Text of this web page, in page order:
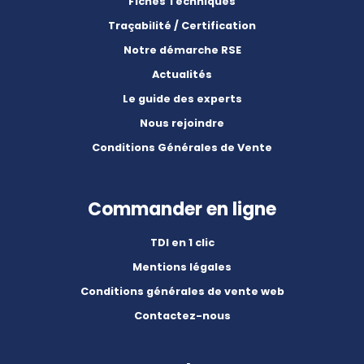
Traçabilité / Certification
Notre démarche RSE
Actualités
Le guide des experts
Nous rejoindre
Conditions Générales de Vente
Commander en ligne
TDI en 1 clic
Mentions légales
Conditions générales de vente web
Contactez-nous